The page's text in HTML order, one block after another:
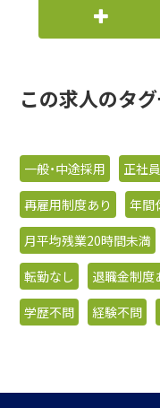
この求人のタ
一般・中途採用 正社員
再雇用制度あり
年間
月平均残業20時間未満
転勤なし
退職金制度
学歴不問
経験不問